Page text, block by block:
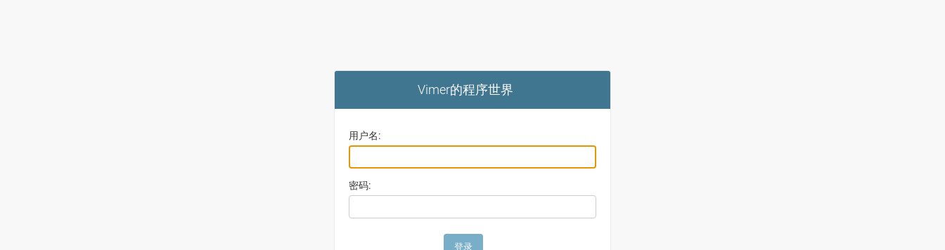
Vimer的程序世界
用户名:
密码: